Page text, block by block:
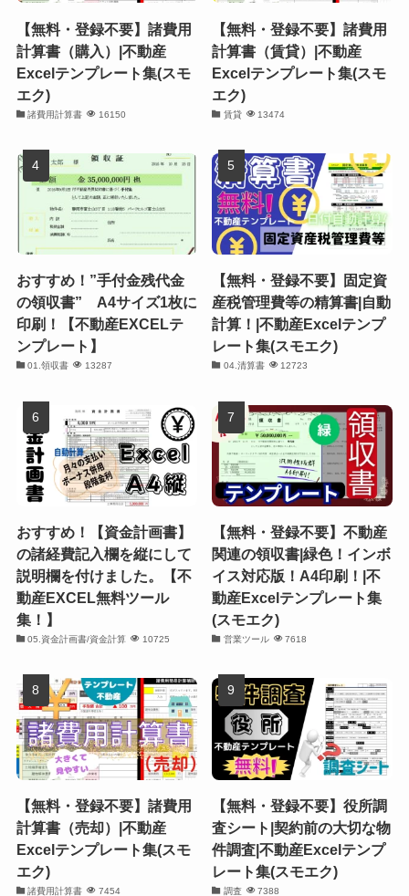
【無料・登録不要】諸費用
計算書（購入）|不動産
Excelテンプレート集(スモ
エク)
諸費用計算書 16150
【無料・登録不要】諸費用
計算書（賃貸）|不動産
Excelテンプレート集(スモ
エク)
賃貸 13474
おすすめ！”手付金残代金
の領収書” A4サイズ1枚に
印刷！【不動産EXCELテ
ンプレート】
01.領収書 13287
【無料・登録不要】固定資
産税管理費等の精算書|自動
計算！|不動産Excelテンプ
レート集(スモエク)
04.清算書 12723
おすすめ！【資金計画書】
の諸経費記入欄を縦にして
説明欄を付けました。【不
動産EXCEL無料ツール
集！】
05.資金計画書/資金計算 10725
【無料・登録不要】不動産
関連の領収書|緑色！インボ
イス対応版！A4印刷！|不
動産Excelテンプレート集
(スモエク)
営業ツール 7618
【無料・登録不要】諸費用
計算書（売却）|不動産
Excelテンプレート集(スモ
エク)
諸費用計算書 7454
【無料・登録不要】役所調
査シート|契約前の大切な物
件調査|不動産Excelテンプ
レート集(スモエク)
調査 7388